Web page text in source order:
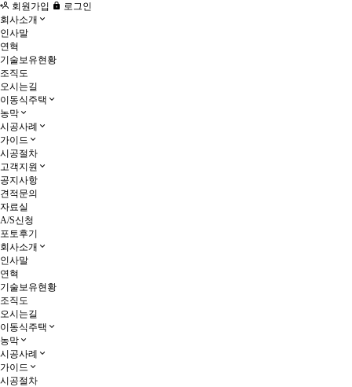
회원가입
로그인
회사소개
인사말
연혁
기술보유현황
조직도
오시는길
이동식주택
농막
시공사례
가이드
시공절차
고객지원
공지사항
견적문의
자료실
A/S신청
포토후기
회사소개
인사말
연혁
기술보유현황
조직도
오시는길
이동식주택
농막
시공사례
가이드
시공절차